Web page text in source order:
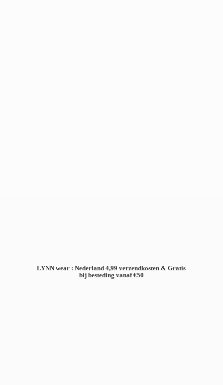
LYNN wear : Nederland 4,99 verzendkosten & Gratis
bij besteding vanaf €50